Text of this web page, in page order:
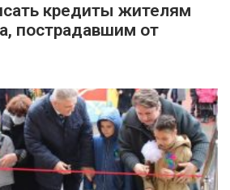
кредиты жителям
пострадавшим от